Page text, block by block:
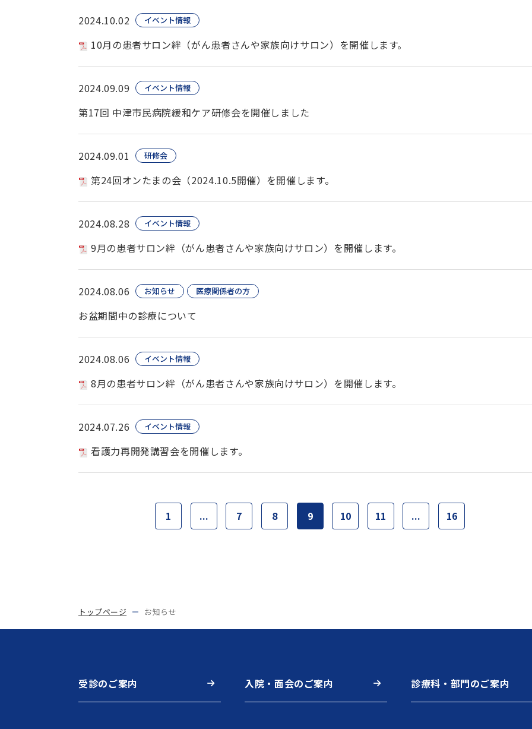
2024.10.02 イベント情報
10月の患者サロン絆（がん患者さんや家族向けサロン）を開催します。
2024.09.09 イベント情報
第17回 中津市民病院緩和ケア研修会を開催しました
2024.09.01 研修会
第24回オンたまの会（2024.10.5開催）を開催します。
2024.08.28 イベント情報
9月の患者サロン絆（がん患者さんや家族向けサロン）を開催します。
2024.08.06 お知らせ 医療関係者の方
お盆期間中の診療について
2024.08.06 イベント情報
8月の患者サロン絆（がん患者さんや家族向けサロン）を開催します。
2024.07.26 イベント情報
看護力再開発講習会を開催します。
1 ... 7 8 9 10 11 ... 16
トップページ お知らせ
受診のご案内 入院・面会のご案内 診療科・部門のご案内